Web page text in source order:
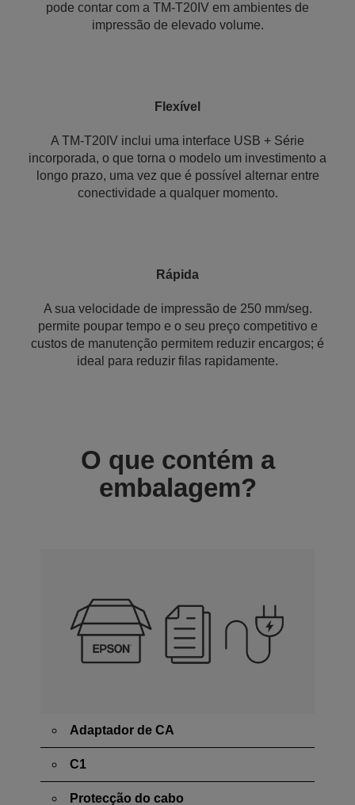
pode contar com a TM-T20IV em ambientes de
impressão de elevado volume.
Flexível
A TM-T20IV inclui uma interface USB + Série
incorporada, o que torna o modelo um investimento a
longo prazo, uma vez que é possível alternar entre
conectividade a qualquer momento.
Rápida
A sua velocidade de impressão de 250 mm/seg.
permite poupar tempo e o seu preço competitivo e
custos de manutenção permitem reduzir encargos; é
ideal para reduzir filas rapidamente.
O que contém a
embalagem?
Adaptador de CA
C1
Protecção do cabo